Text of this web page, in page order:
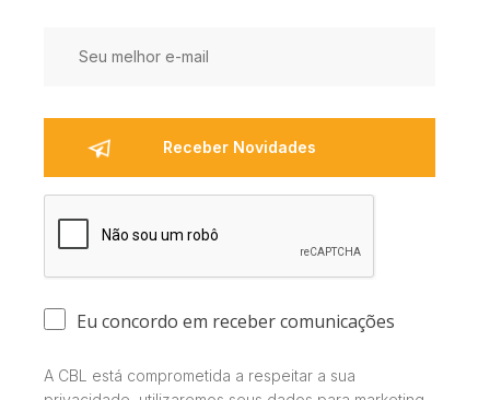
Eu concordo em receber comunicações
A CBL está comprometida a respeitar a sua